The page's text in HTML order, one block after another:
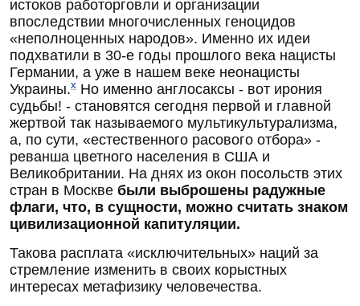
истоков работорговли и организации
впоследствии многочисленных геноцидов
«неполноценных народов». Именно их идеи
подхватили в 30-е годы прошлого века нацисты
Германии, а уже в нашем веке неонацисты
Украины.x Но именно англосаксы - вот ирония
судьбы! - становятся сегодня первой и главной
жертвой так называемого мультикультурализма,
а, по сути, «естественного расового отбора» -
реванша цветного населения в США и
Великобритании. На днях из окон посольств этих
стран в Москве были выброшены радужные
флаги, что, в сущности, можно считать знаком
цивилизационной капитуляции.
Такова расплата «исключительных» наций за
стремление изменить в своих корыстных
интересах метафизику человечества.